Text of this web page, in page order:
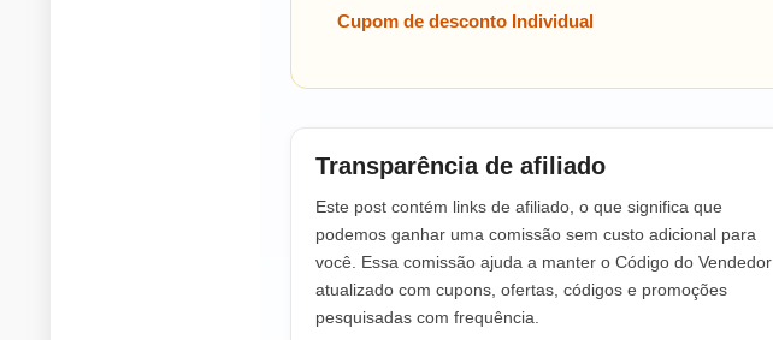
Cupom de desconto Individual
Transparência de afiliado
Este post contém links de afiliado, o que significa que
podemos ganhar uma comissão sem custo adicional para
você. Essa comissão ajuda a manter o Código do Vendedor
atualizado com cupons, ofertas, códigos e promoções
pesquisadas com frequência.